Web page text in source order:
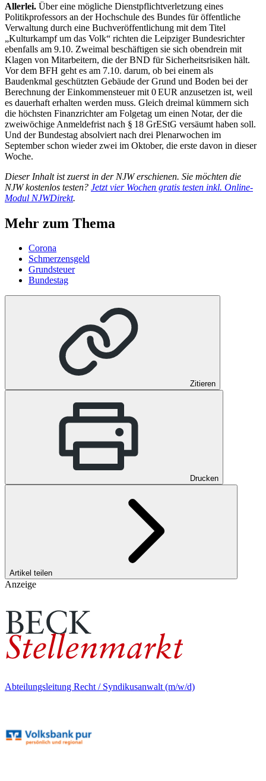
Allerlei. Über eine mögliche Dienstpflichtverletzung ­eines
Politikprofessors an der Hochschule des Bundes für öffentliche
Verwaltung durch eine Buchveröffent­lichung mit dem Titel
„Kulturkampf um das Volk“ richten die Leipziger Bundesrichter
ebenfalls am 9.10. Zweimal beschäftigen sie sich obendrein mit
Klagen von Mitarbeitern, die der BND für Sicherheitsrisiken hält.
Vor dem BFH geht es am 7.10. darum, ob bei einem als
Baudenkmal geschützten Gebäude der Grund und Boden bei der
Berechnung der Einkommensteuer mit 0 EUR anzusetzen ist, weil
es dauerhaft erhalten werden muss. Gleich dreimal kümmern sich
die höchsten Finanzrichter am Folgetag um einen Notar, der die
zweiwöchige Anmeldefrist nach § 18 GrEStG versäumt haben soll.
Und der Bundestag absolviert nach drei Plenarwochen im
September schon wieder zwei im Oktober, die erste davon in dieser
Woche.
Dieser Inhalt ist zuerst in der NJW erschienen. Sie möchten die
NJW kostenlos testen? Jetzt vier Wochen gratis testen inkl. Online-
Modul NJWDirekt.
Mehr zum Thema
Corona
Schmerzensgeld
Grundsteuer
Bundestag
Zitieren
Drucken
Artikel teilen
Anzeige
Abteilungsleitung Recht / Syndikusanwalt (m/w/d)